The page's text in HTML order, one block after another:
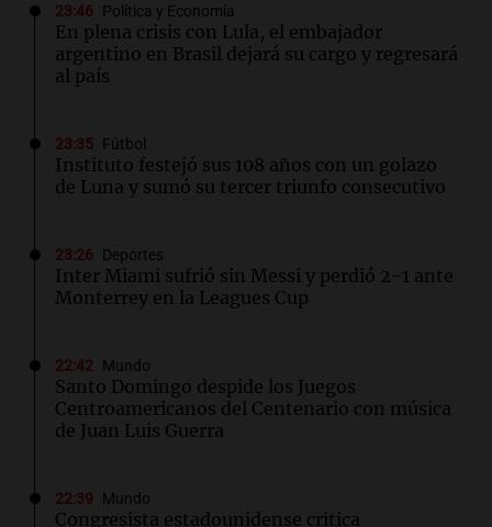
23:46 Política y Economía
En plena crisis con Lula, el embajador
argentino en Brasil dejará su cargo y regresará
al país
23:35 Fútbol
Instituto festejó sus 108 años con un golazo
de Luna y sumó su tercer triunfo consecutivo
23:26 Deportes
Inter Miami sufrió sin Messi y perdió 2-1 ante
Monterrey en la Leagues Cup
22:42 Mundo
Santo Domingo despide los Juegos
Centroamericanos del Centenario con música
de Juan Luis Guerra
22:39 Mundo
Congresista estadounidense critica